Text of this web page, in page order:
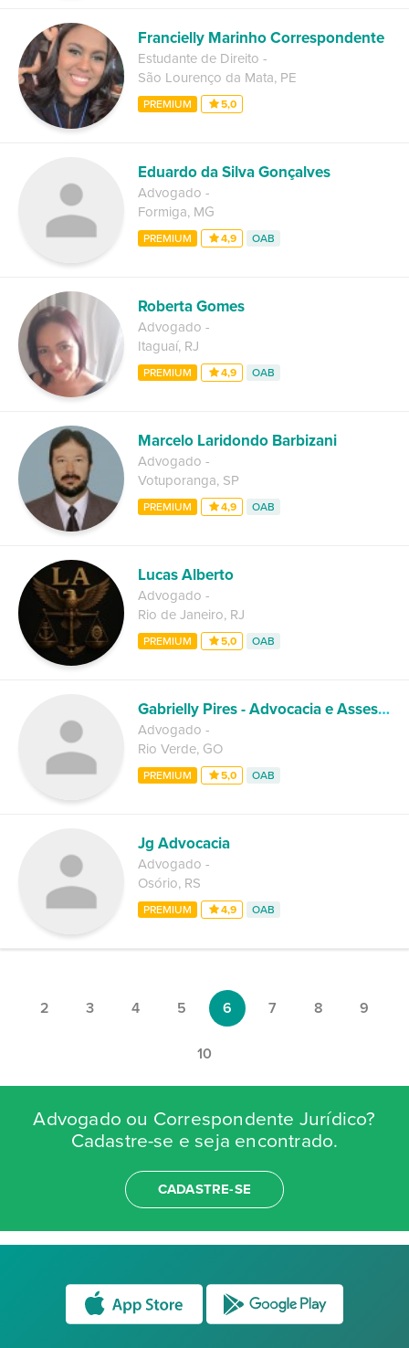
Francielly Marinho Correspondente
Estudante de Direito -
São Lourenço da Mata, PE
PREMIUM 5,0
Eduardo da Silva Gonçalves
Advogado -
Formiga, MG
PREMIUM 4,9 OAB
Roberta Gomes
Advogado -
Itaguaí, RJ
PREMIUM 4,9 OAB
Marcelo Laridondo Barbizani
Advogado -
Votuporanga, SP
PREMIUM 4,9 OAB
Lucas Alberto
Advogado -
Rio de Janeiro, RJ
PREMIUM 5,0 OAB
Gabrielly Pires - Advocacia e Assessoria Jurídica
Advogado -
Rio Verde, GO
PREMIUM 5,0 OAB
Jg Advocacia
Advogado -
Osório, RS
PREMIUM 4,9 OAB
2 3 4 5 6 7 8 9
10
Advogado ou Correspondente Jurídico?
Cadastre-se e seja encontrado.
CADASTRE-SE